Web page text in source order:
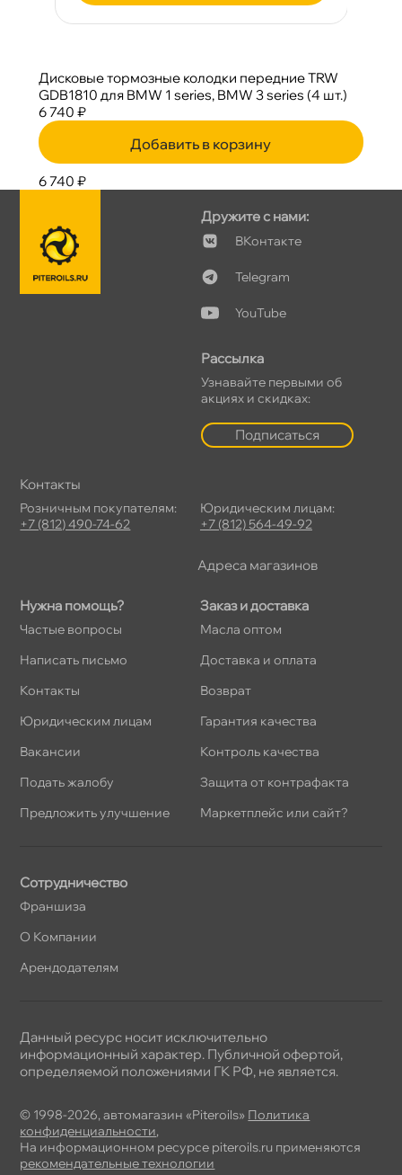
Дисковые тормозные колодки передние TRW
GDB1810 для BMW 1 series, BMW 3 series (4 шт.)
6 740 ₽
Добавить в корзину
6 740 ₽
Нужна помощь?
Частые вопросы
Написать письмо
Контакты
Юридическим лицам
акансии
Подать жалобу
Предложить улучшение
Заказ и доставка
Масла оптом
Доставка и оплата
озврат
Гарантия качества
Контроль качества
Защита от контрафакта
Маркетплейс или сайт?
Дружите с нами:
Контакте
Telegram
YouTube
Рассылка
Узнавайте первыми о
акциях и скидках:
Подписаться
Сотрудничество
Франшиза
О Компании
Арендодателям
Контакты
Розничным покупателям:
+7 (812) 490-74-62
Юридическим лицам:
+7 (812) 564-49-92
Адреса магазино
© 1998-2026, автомагазин «Piteroils» Политика
конфиденциальности,
На информационном ресурсе piteroils.ru применяются
рекомендательные технологии
Данный ресурс носит исключительно
информационный характер. Публичной офертой,
определяемой положениями ГК РФ, не является.